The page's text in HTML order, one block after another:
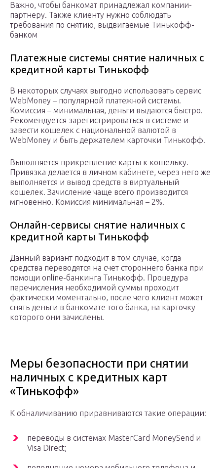
Важно, чтобы банкомат принадлежал компании-
партнеру. Также клиенту нужно соблюдать
требования по снятию, выдвигаемые Тинькофф-
банком
Платежные системы снятие наличных с
кредитной карты Тинькофф
В некоторых случаях выгодно использовать сервис
WebMoney – популярной платежной системы.
Комиссия – минимальная, деньги выдаются быстро.
Рекомендуется зарегистрироваться в системе и
завести кошелек с национальной валютой в
WebMoney и быть держателем карточки Тинькофф.
Выполняется прикрепление карты к кошельку.
Привязка делается в личном кабинете, через него же
выполняется и вывод средств в виртуальный
кошелек. Зачисление чаще всего производится
мгновенно. Комиссия минимальная – 2%.
Онлайн-сервисы снятие наличных с
кредитной карты Тинькофф
Данный вариант подходит в том случае, когда
средства переводятся на счет стороннего банка при
помощи online-банкинга Тинькофф. Процедура
перечисления необходимой суммы проходит
фактически моментально, после чего клиент может
снять деньги в банкомате того банка, на карточку
которого они зачислены.
Меры безопасности при снятии
наличных с кредитных карт
«Тинькофф»
К обналичиванию приравниваются такие операции:
переводы в системах MasterCard MoneySend и
Visa Direct;